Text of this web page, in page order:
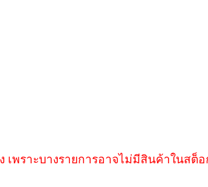
พราะบางรายการอาจไม่มีสินค้าในสต็อ